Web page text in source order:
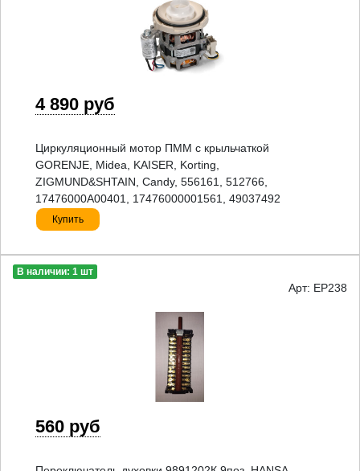
4 890 руб
Циркуляционный мотор ПММ с крыльчаткой
GORENJE, Midea, KAISER, Korting,
ZIGMUND&SHTAIN, Candy, 556161, 512766,
17476000A00401, 17476000001561, 49037492
Купить
В наличии: 1 шт
Арт: EP238
560 руб